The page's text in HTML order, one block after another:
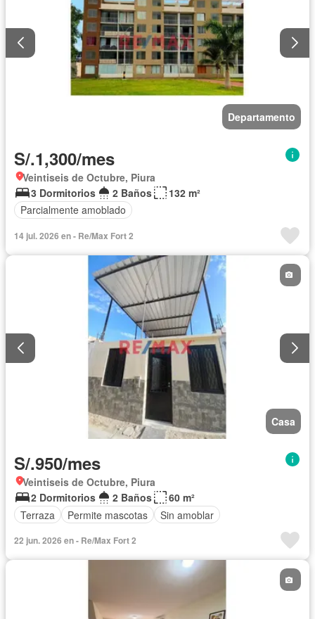
Departamento
S/.1,300/mes
Veintiseis de Octubre, Piura
3 Dormitorios
2 Baños
132 m²
Parcialmente amoblado
14 jul. 2026 en - Re/Max Fort 2
Casa
S/.950/mes
Veintiseis de Octubre, Piura
2 Dormitorios
2 Baños
60 m²
Terraza
Permite mascotas Sin amoblar
22 jun. 2026 en - Re/Max Fort 2